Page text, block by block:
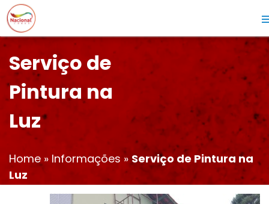
Serviço de
Pintura na
Luz
Home » Informações » Serviço de Pintura na
Luz